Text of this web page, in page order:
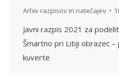
Arhiv razpisov in natečajev
Javni razpis 2021 za
Šmartno pri Litiji obrazec
kuverte